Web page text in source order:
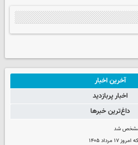
آخرین اخبار
اخبار پربازدید
داغ‌ترین خبرها
مشخص شد
۱۴۰۵